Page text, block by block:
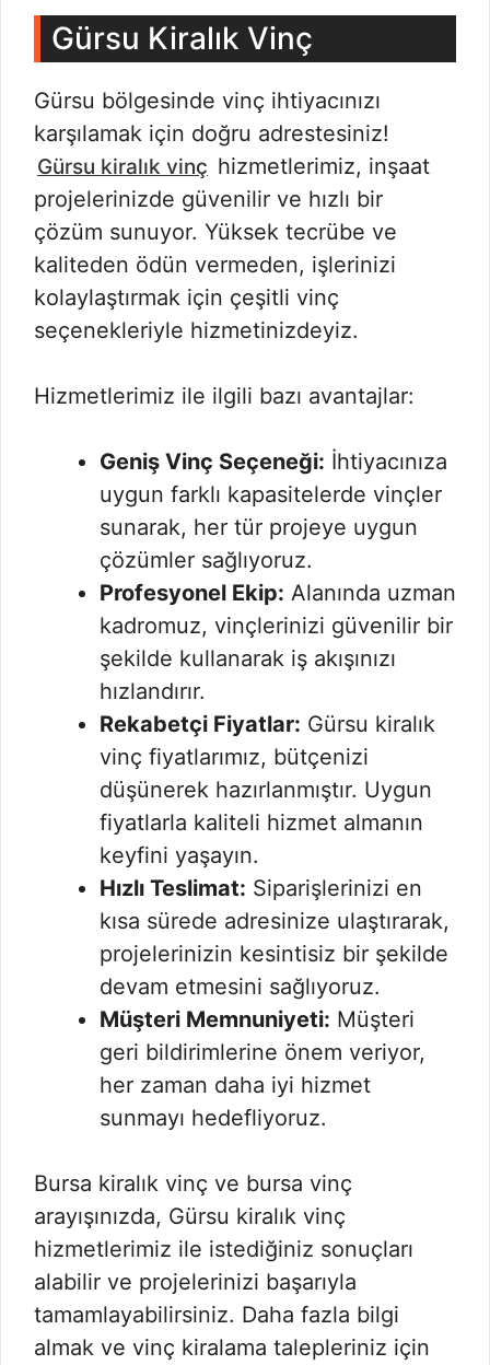
Gürsu Kiralık Vinç
Gürsu bölgesinde vinç ihtiyacınızı
karşılamak için doğru adrestesiniz!
Gürsu kiralık vinç hizmetlerimiz, inşaat
projelerinizde güvenilir ve hızlı bir
çözüm sunuyor. Yüksek tecrübe ve
kaliteden ödün vermeden, işlerinizi
kolaylaştırmak için çeşitli vinç
seçenekleriyle hizmetinizdeyiz.
Hizmetlerimiz ile ilgili bazı avantajlar:
Geniş Vinç Seçeneği: İhtiyacınıza
uygun farklı kapasitelerde vinçler
sunarak, her tür projeye uygun
çözümler sağlıyoruz.
Profesyonel Ekip: Alanında uzman
kadromuz, vinçlerinizi güvenilir bir
şekilde kullanarak iş akışınızı
hızlandırır.
Rekabetçi Fiyatlar: Gürsu kiralık
vinç fiyatlarımız, bütçenizi
düşünerek hazırlanmıştır. Uygun
fiyatlarla kaliteli hizmet almanın
keyfini yaşayın.
Hızlı Teslimat: Siparişlerinizi en
kısa sürede adresinize ulaştırarak,
projelerinizin kesintisiz bir şekilde
devam etmesini sağlıyoruz.
Müşteri Memnuniyeti: Müşteri
geri bildirimlerine önem veriyor,
her zaman daha iyi hizmet
sunmayı hedefliyoruz.
Bursa kiralık vinç ve bursa vinç
arayışınızda, Gürsu kiralık vinç
hizmetlerimiz ile istediğiniz sonuçları
alabilir ve projelerinizi başarıyla
tamamlayabilirsiniz. Daha fazla bilgi
almak ve vinç kiralama talepleriniz için